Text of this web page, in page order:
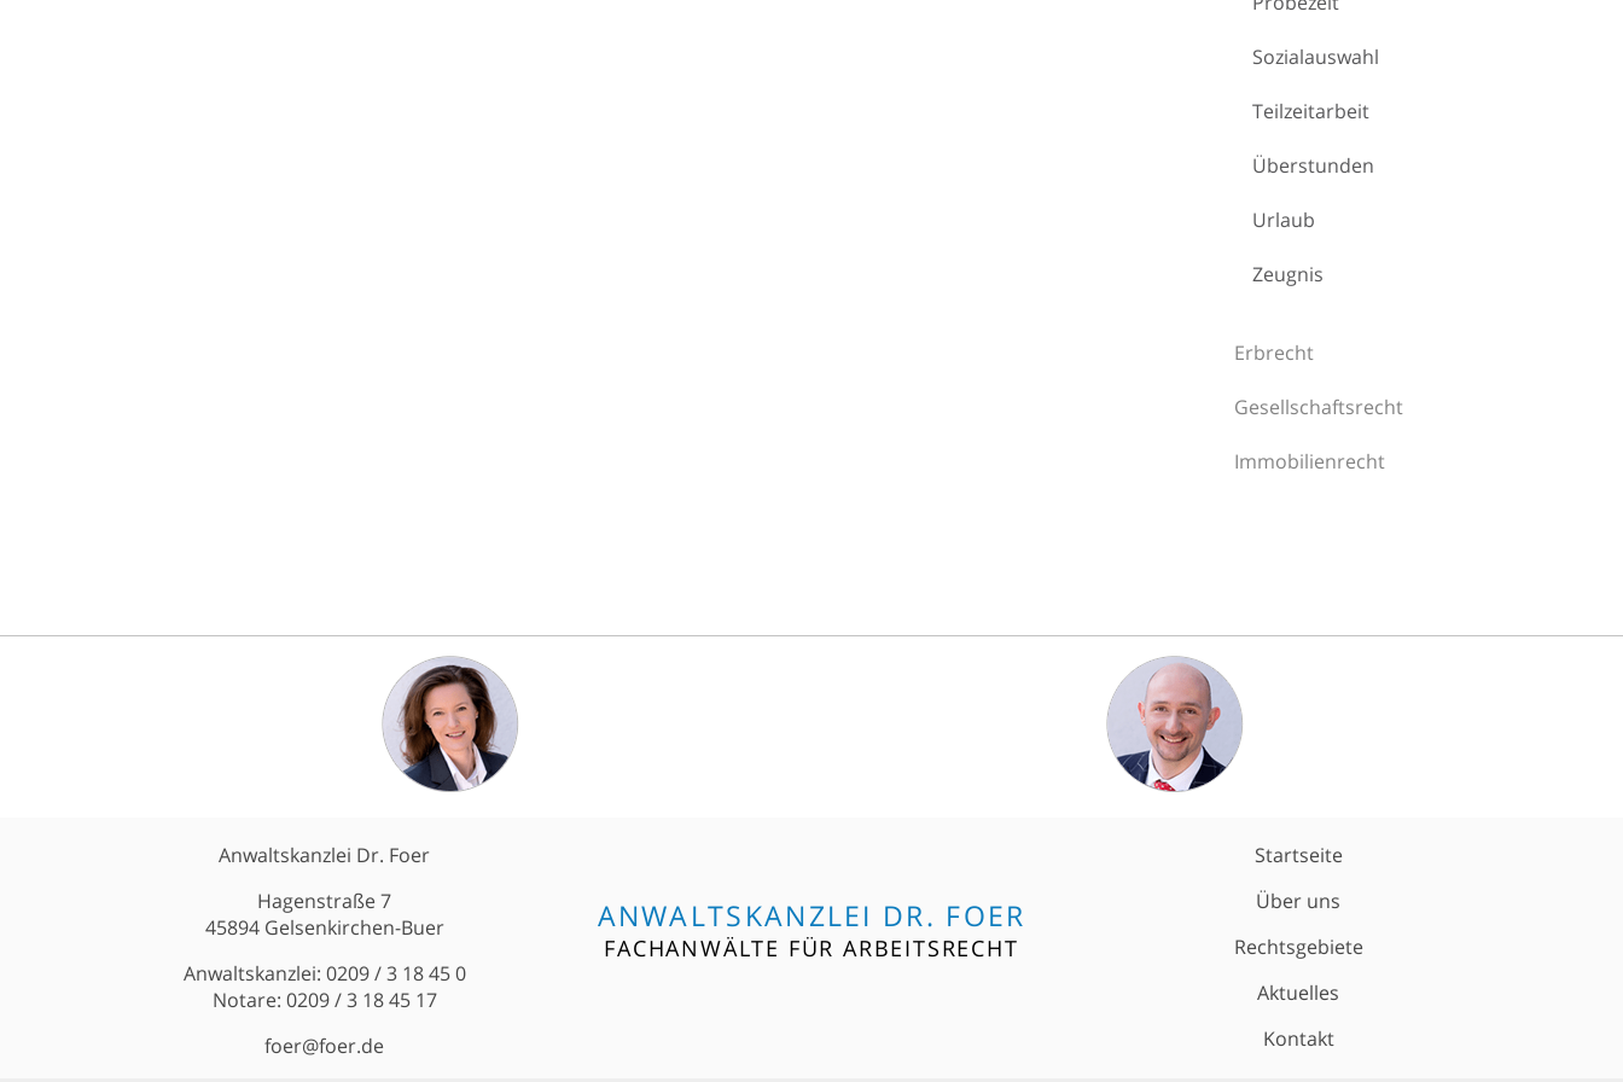
Sozialauswahl
Teilzeitarbeit
Überstunden
Urlaub
Zeugnis
Erbrecht
Gesellschaftsrecht
Immobilienrecht
Anwaltskanzlei Dr. Foer
Hagenstraße 7
45894 Gelsenkirchen-Buer
Anwaltskanzlei: 0209 / 3 18 45 0
Notare: 0209 / 3 18 45 17
foer@foer.de
ANWALTSKANZLEI DR. FOER
FACHANWÄLTE FÜR ARBEITSRECHT
Startseite
Über uns
Rechtsgebiete
Aktuelles
Kontakt